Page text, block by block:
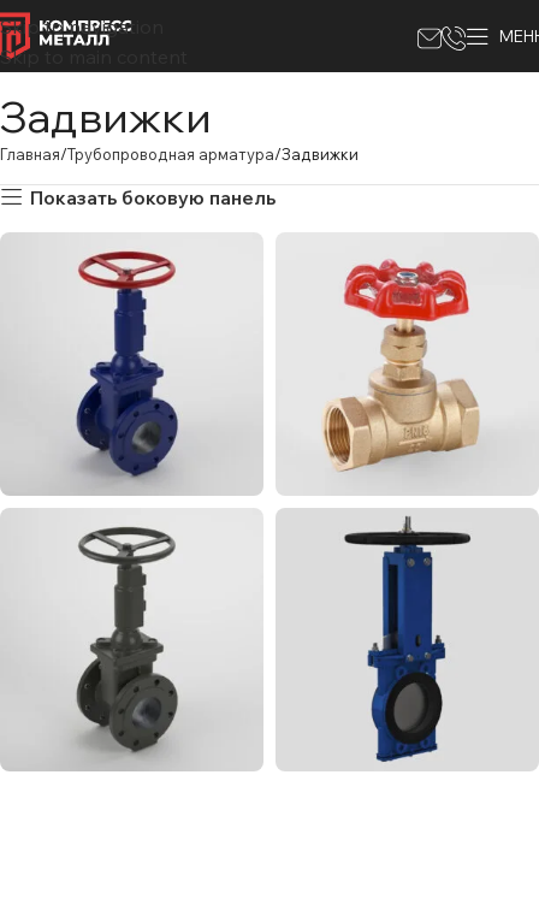
Skip to navigation
Skip to main content
Задвижки
Главная Трубопроводная арматура Задвижки
Показать боковую панель
Клиновые
стальные и
нержавеющие
задвижки
10